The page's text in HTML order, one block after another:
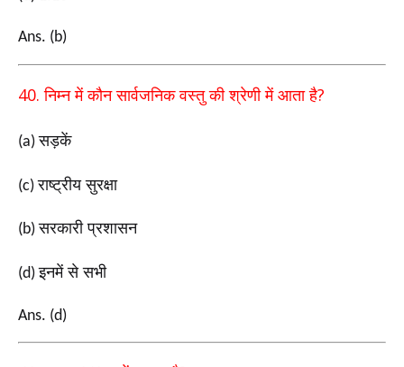
Ans. (b)
40.निम्न में कौन सार्वजनिक वस्तु की श्रेणी में आता है?
(a)सड़कें
(c)राष्ट्रीय सुरक्षा
(b)सरकारी प्रशासन
(d)इनमें से सभी
Ans. (d)